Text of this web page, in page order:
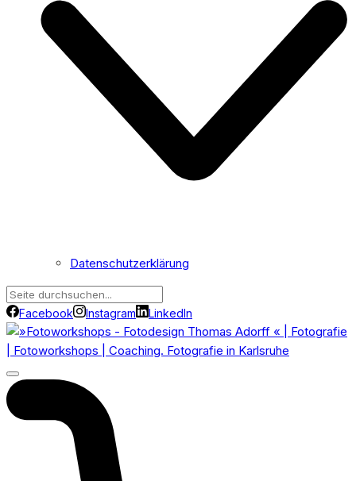
Datenschutzerklärung
Facebook Instagram LinkedIn